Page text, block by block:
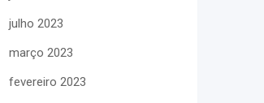
julho 2023
março 2023
fevereiro 2023